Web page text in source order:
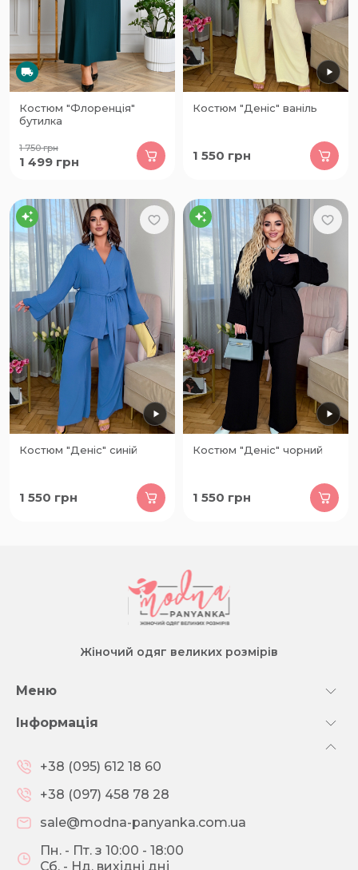
Костюм "Флоренція"
бутилка
1 750грн
1 499 грн
Костюм "Деніс" ваніль
1 550 грн
Костюм "Деніс" синій
1 550 грн
Костюм "Деніс" чорний
1 550 грн
Жіночий одяг великих розмірів
Меню
Інформація
+38 (095) 612 18 60
+38 (097) 458 78 28
sale@modna-panyanka.com.ua
Пн. - Пт. з 10:00 - 18:00
Сб. - Нд. вихідні дні